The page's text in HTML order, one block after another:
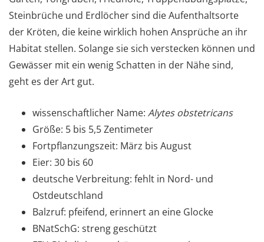
Steinbrüche und Erdlöcher sind die Aufenthaltsorte
der Kröten, die keine wirklich hohen Ansprüche an ihr
Habitat stellen. Solange sie sich verstecken können und
Gewässer mit ein wenig Schatten in der Nähe sind,
geht es der Art gut.
wissenschaftlicher Name: Alytes obstetricans
Größe: 5 bis 5,5 Zentimeter
Fortpflanzungszeit: März bis August
Eier: 30 bis 60
deutsche Verbreitung: fehlt in Nord- und
Ostdeutschland
Balzruf: pfeifend, erinnert an eine Glocke
BNatSchG: streng geschützt